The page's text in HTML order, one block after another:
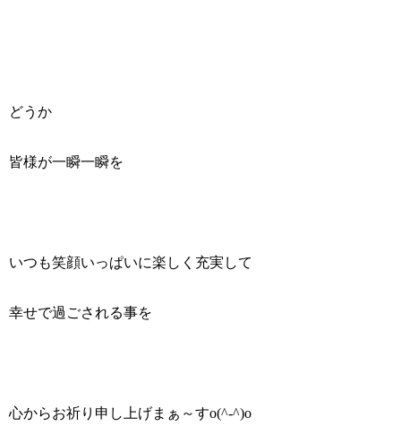
どうか
皆様が一瞬一瞬を
いつも笑顔いっぱいに楽しく充実して
幸せで過ごされる事を
心からお祈り申し上げまぁ～すo(^-^)o